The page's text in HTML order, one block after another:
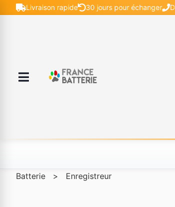
Livraison rapide 30 jours pour échanger
Batterie > Enregistreur